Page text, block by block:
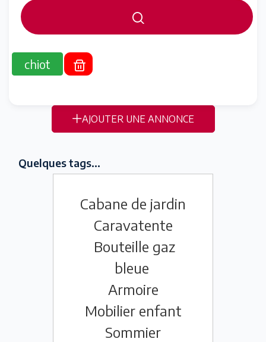
chiot
AJOUTER UNE ANNONCE
Quelques tags...
Cabane de jardin
Caravatente
Bouteille gaz
bleue
Armoire
Mobilier enfant
Sommier